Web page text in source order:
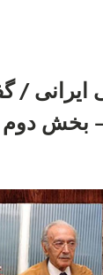
ايرانی /
– بخش دوم